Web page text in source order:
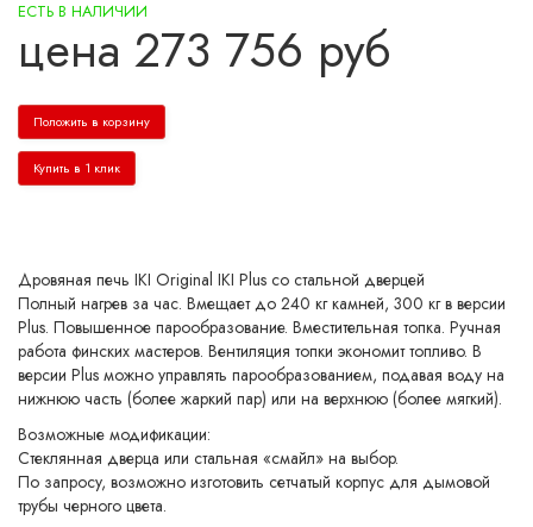
ЕСТЬ В НАЛИЧИИ
цена 273 756 руб
Положить в корзину
Купить в 1 клик
Дровяная печь IKI Original IKI Plus со стальной дверцей
Полный нагрев за час. Вмещает до 240 кг камней, 300 кг в версии
Plus. Повышенное парообразование. Вместительная топка. Ручная
работа финских мастеров. Вентиляция топки экономит топливо. В
версии Plus можно управлять парообразованием, подавая воду на
нижнюю часть (более жаркий пар) или на верхнюю (более мягкий).
Возможные модификации:
Стеклянная дверца или стальная «смайл» на выбор.
По запросу, возможно изготовить сетчатый корпус для дымовой
трубы черного цвета.